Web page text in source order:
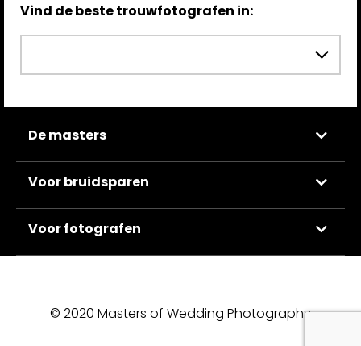
Vind de beste trouwfotografen in:
De masters
Voor bruidsparen
Voor fotografen
© 2020 Masters of Wedding Photography